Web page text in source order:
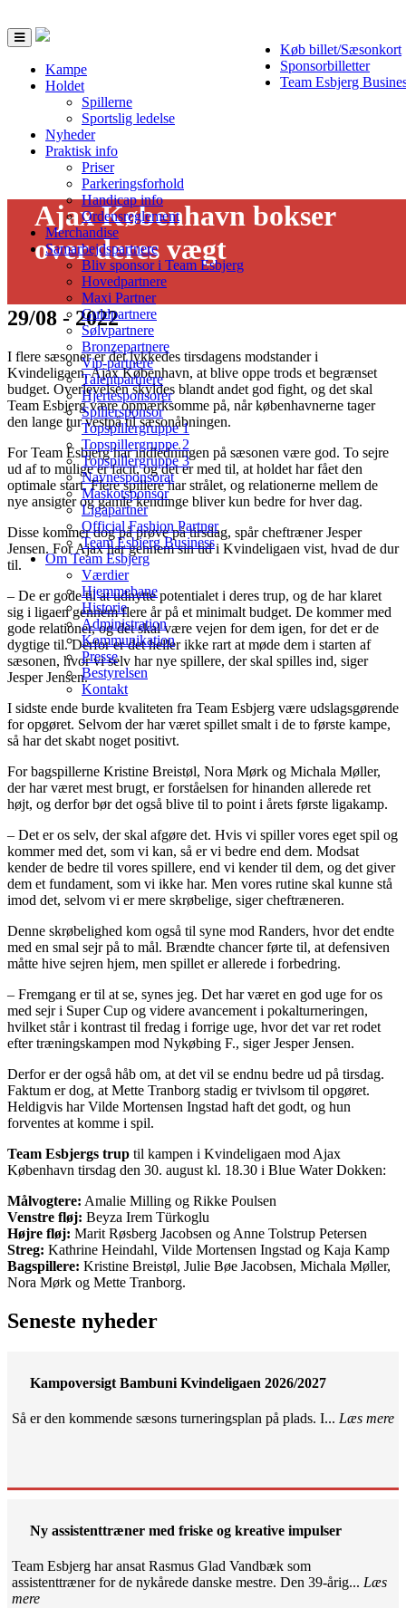
Køb billet/Sæsonkort
Sponsorbilletter
Team Esbjerg
Toggle
navigation
Kampe
Holdet
Spillerne
Sportslig ledelse
Nyheder
Praktisk info
Priser
Parkeringsforhold
Handicap info
Ordensreglement
Merchandise
Samarbejdspartnere
Bliv sponsor i Team Esbjerg
Hovedpartnere
Maxi Partner
Guldpartnere
Sølvpartnere
Bronzepartnere
Vip-partnere
Talentpartnere
Hjertesponsorer
Spillersponsor
Topspillergruppe 1
Topspillergruppe 2
Topspillergruppe 3
Navnesponsorat
Maskotsponsor
Ligapartner
Official Fashion Partner
Team Esbjerg Business
Om Team Esbjerg
Værdier
Hjemmebane
Historie
Administration
Kommunikation
Presse
Bestyrelsen
Kontakt
Ajax København bokser
over deres vægt
29/08 - 2022
I flere sæsoner er det lykkedes tirsdagens modstander i
Kvindeligaen, Ajax København, at blive oppe trods et begrænset
budget. Overlevelsen skyldes blandt andet god fight, og det skal
Team Esbjerg være opmærksomme på, når københavnerne tager
den lange tur vestpå til sæsonåbningen.
For Team Esbjerg har indledningen på sæsonen være god. To sejre
ud af to mulige er facit, og det er med til, at holdet har fået den
optimale start. Flere spillere har strålet, og relationerne mellem de
nye ansigter og gamle kendinge bliver kun bedre for hver dag.
Disse kommer dog på prøve på tirsdag, spår cheftræner Jesper
Jensen. For Ajax har gennem sin tid i Kvindeligaen vist, hvad de dur
til.
– De er gode til at udnytte potentialet i deres trup, og de har klaret
sig i ligaen gennem flere år på et minimalt budget. De kommer med
gode relationer, og det skal være vejen for dem igen, for det er de
dygtige til. Derfor er det heller ikke rart at møde dem i starten af
sæsonen, hvor vi selv har nye spillere, der skal spilles ind, siger
Jesper Jensen.
I sidste ende burde kvaliteten fra Team Esbjerg være udslagsgørende
for opgøret. Selvom der har været spillet smalt i de to første kampe,
så har det skabt noget positivt.
For bagspillerne Kristine Breistøl, Nora Mørk og Michala Møller,
der har været mest brugt, er forståelsen for hinanden allerede ret
højt, og derfor bør det også blive til to point i årets første ligakamp.
– Det er os selv, der skal afgøre det. Hvis vi spiller vores eget spil og
kommer med det, som vi kan, så er vi bedre end dem. Modsat
kender de bedre til vores spillere, end vi kender til dem, og det giver
dem et fundament, som vi ikke har. Men vores rutine skal kunne stå
imod det, selvom vi er mere skrøbelige, siger cheftræneren.
Denne skrøbelighed kom også til syne mod Randers, hvor det endte
med en smal sejr på to mål. Brændte chancer førte til, at defensiven
måtte hive sejren hjem, men spillet er allerede i forbedring.
– Fremgang er til at se, synes jeg. Det har været en god uge for os
med sejr i Super Cup og videre avancement i pokalturneringen,
hvilket står i kontrast til fredag i forrige uge, hvor det var ret rodet
efter træningskampen mod Nykøbing F., siger Jesper Jensen.
Derfor er der også håb om, at det vil se endnu bedre ud på tirsdag.
Faktum er dog, at Mette Tranborg stadig er tvivlsom til opgøret.
Heldigvis har Vilde Mortensen Ingstad haft det godt, og hun
forventes at komme i spil.
Team Esbjergs trup til kampen i Kvindeligaen mod Ajax
København tirsdag den 30. august kl. 18.30 i Blue Water Dokken:
Målvogtere: Amalie Milling og Rikke Poulsen
Venstre fløj: Beyza Irem Türkoglu
Højre fløj: Marit Røsberg Jacobsen og Anne Tolstrup Petersen
Streg: Kathrine Heindahl, Vilde Mortensen Ingstad og Kaja Kamp
Bagspillere: Kristine Breistøl, Julie Bøe Jacobsen, Michala Møller,
Nora Mørk og Mette Tranborg.
Seneste nyheder
Kampoversigt Bambuni Kvindeligaen 2026/2027
Så er den kommende sæsons turneringsplan på plads. I... Læs mere
Ny assistenttræner med friske og kreative impulser
Team Esbjerg har ansat Rasmus Glad Vandbæk som
assistenttræner for de nykårede danske mestre. Den 39-årig... Læs
mere